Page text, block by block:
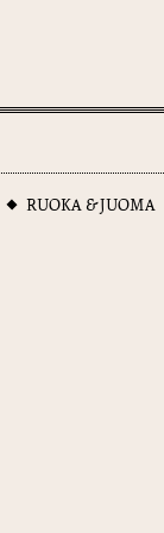
RUOKA & JUOMA